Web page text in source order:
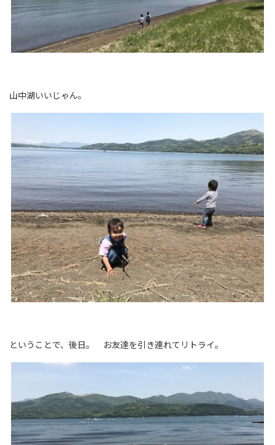
山中湖いいじゃん。
ということで、後日。 お友達を引き連れてリトライ。